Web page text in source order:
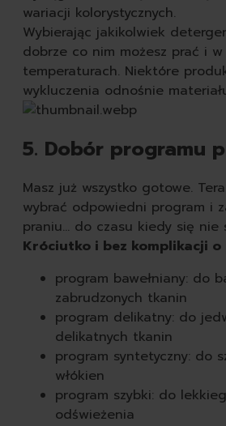
wariacji kolorystycznych.
Wybierając jakikolwiek
dobrze co nim możesz prać i
temperaturach. Niektóre
wykluczenia odnośnie
5. Dobór programu
Masz już wszystko gotowe.
wybrać odpowiedni program i
praniu… do czasu kiedy się nie
Króciutko i bez komplikacji
program bawełniany: do
zabrudzonych tkanin
program delikatny: do
delikatnych tkanin
program syntetyczny: do
włókien
program szybki: do
odświeżenia